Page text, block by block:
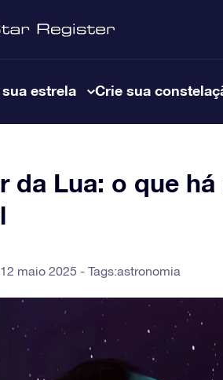
sua estrela Crie sua
da Lua: o que
12 maio 2025 - Tags:astronomia